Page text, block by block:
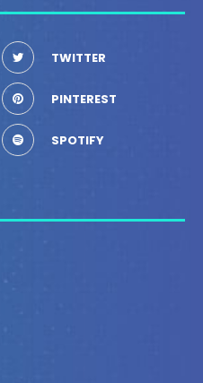
TWITTER
PINTEREST
SPOTIFY